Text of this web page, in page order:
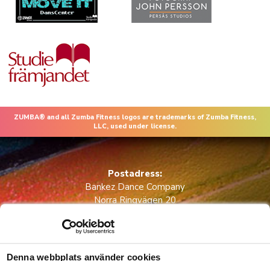
Denna webbplats använder cookies
ZUMBA® and all Zumba Fitness logos are trademarks of Zumba Fitness,
LLC, used under license.
Postadress:
Bankez Dance Company
Norra Ringvägen 20
Godkänd för F-skattsedel
Integritetspolicy